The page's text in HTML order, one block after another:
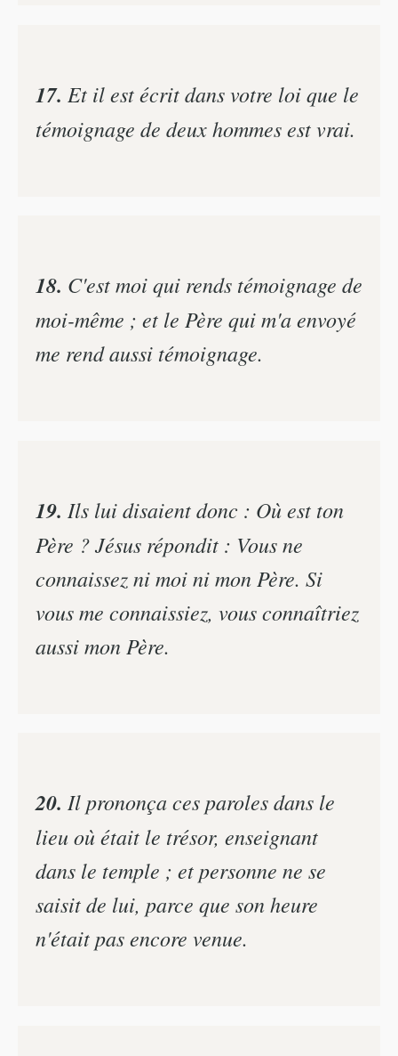
17. Et il est écrit dans votre loi que le
témoignage de deux hommes est vrai.
18. C'est moi qui rends témoignage de
moi-même ; et le Père qui m'a envoyé
me rend aussi témoignage.
19. Ils lui disaient donc : Où est ton
Père ? Jésus répondit : Vous ne
connaissez ni moi ni mon Père. Si
vous me connaissiez, vous connaîtriez
aussi mon Père.
20. Il prononça ces paroles dans le
lieu où était le trésor, enseignant
dans le temple ; et personne ne se
saisit de lui, parce que son heure
n'était pas encore venue.